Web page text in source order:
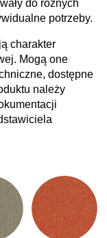
do różnych
potrzeby.
charakter
Mogą one
dostępne
należy